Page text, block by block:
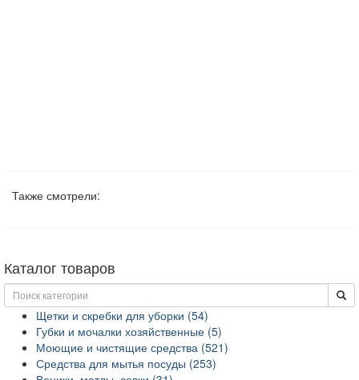
Также смотрели:
Каталог товаров
Щетки и скребки для уборки (54)
Губки и мочалки хозяйственные (5)
Моющие и чистящие средства (521)
Средства для мытья посуды (253)